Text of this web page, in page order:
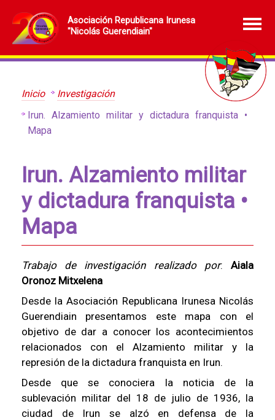
Asociación Republicana Irunesa
"Nicolás Guerendiain"
Inicio
Investigación
Irun. Alzamiento militar y dictadura franquista •
Mapa
Irun. Alzamiento militar
y dictadura franquista •
Mapa
Trabajo de investigación realizado por:Aiala
Oronoz Mitxelena
Desde la Asociación Republicana Irunesa Nicolás
Guerendiain presentamos este mapa con el
objetivo de dar a conocer los acontecimientos
relacionados con el Alzamiento militar y la
represión de la dictadura franquista en Irun.
Desde que se conociera la noticia de la
sublevación militar del 18 de julio de 1936, la
ciudad de Irun se alzó en defensa de la